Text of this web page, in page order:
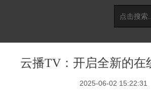
云播TV：开启全新的在
2025-06-02 15:22:31